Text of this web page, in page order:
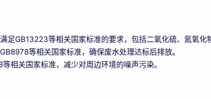
足GB13223等相关国家标准的要求，包括二氧化硫、氮氧
等相关国家标准，确保废水处理达标后排放。
相关国家标准，减少对周边环境的噪声污染。